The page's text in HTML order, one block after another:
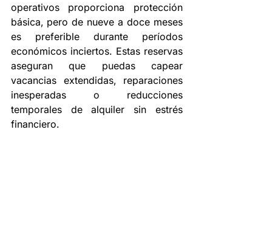
operativos proporciona protección
básica, pero de nueve a doce meses
es preferible durante períodos
económicos inciertos. Estas reservas
aseguran que puedas capear
vacancias extendidas, reparaciones
inesperadas o reducciones
temporales de alquiler sin estrés
financiero.